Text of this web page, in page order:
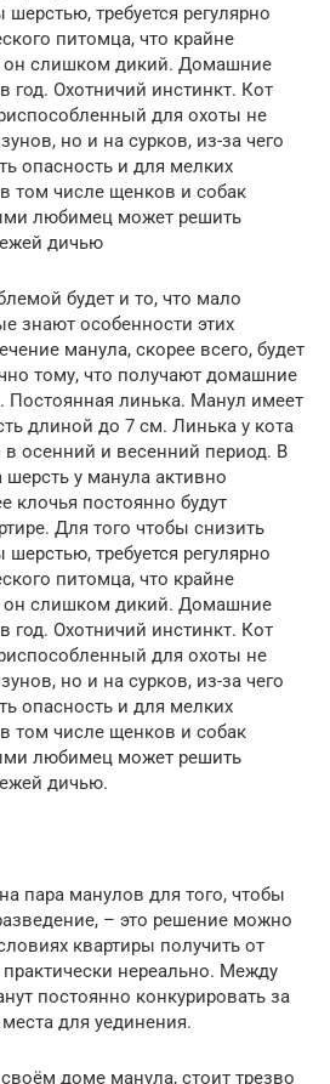
требуется регулярно
питомца, что крайне
он слишком дикий. Домашние
год. Охотничий инстинкт. Кот
для охоты не
но и на сурков, из-за чего
опасность и для мелких
том числе щенков и собак
любимец может решить
дичью
будет и то, что мало
знают особенности этих
манула, скорее всего, будет
тому, что получают домашние
Постоянная линька. Манул имеет
длиной до 7 см. Линька у кота
в осенний и весенний период. В
у манула активно
клочья постоянно будут
Для того чтобы снизить
требуется регулярно
питомца, что крайне
он слишком дикий. Домашние
год. Охотничий инстинкт. Кот
для охоты не
но и на сурков, из-за чего
опасность и для мелких
том числе щенков и собак
любимец может решить
дичью.
пара манулов для того, чтобы
– это решение можно
квартиры получить от
нереально. Между
постоянно конкурировать за
для уединения.
доме манула, стоит трезво